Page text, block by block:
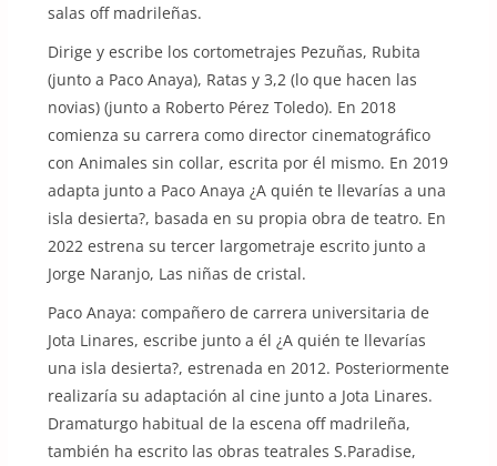
salas off madrileñas.
Dirige y escribe los cortometrajes Pezuñas, Rubita
(junto a Paco Anaya), Ratas y 3,2 (lo que hacen las
novias) (junto a Roberto Pérez Toledo). En 2018
comienza su carrera como director cinematográfico
con Animales sin collar, escrita por él mismo. En 2019
adapta junto a Paco Anaya ¿A quién te llevarías a una
isla desierta?, basada en su propia obra de teatro. En
2022 estrena su tercer largometraje escrito junto a
Jorge Naranjo, Las niñas de cristal.
Paco Anaya: compañero de carrera universitaria de
Jota Linares, escribe junto a él ¿A quién te llevarías
una isla desierta?, estrenada en 2012. Posteriormente
realizaría su adaptación al cine junto a Jota Linares.
Dramaturgo habitual de la escena off madrileña,
también ha escrito las obras teatrales S.Paradise,